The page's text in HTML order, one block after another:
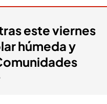
este viernes
húmeda y